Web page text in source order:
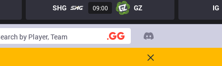
SHG 09:00 GZ IG